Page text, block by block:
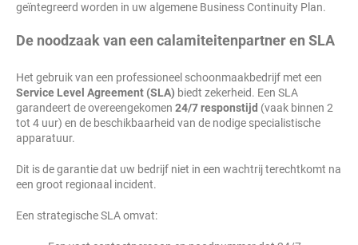
geïntegreerd worden in uw algemene Business Continuity Plan.
De noodzaak van een calamiteitenpartner en SLA
Het gebruik van een professioneel schoonmaakbedrijf met een
Service Level Agreement (SLA) biedt zekerheid. Een SLA
garandeert de overeengekomen 24/7 responstijd (vaak binnen 2
tot 4 uur) en de beschikbaarheid van de nodige specialistische
apparatuur.
Dit is de garantie dat uw bedrijf niet in een wachtrij terechtkomt na
een groot regionaal incident.
Een strategische SLA omvat: